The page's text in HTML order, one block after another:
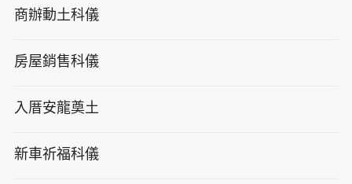
商辦動土科儀
房屋銷售科儀
入厝安龍奠土
新車祈福科儀